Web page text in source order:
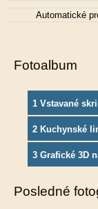
Automatické
Fotoalbum
1 Vstavané
2 Kuchynské
3 Grafické 3D
Posledné